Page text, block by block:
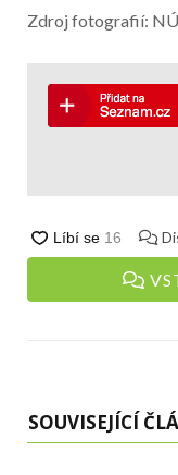
Zdroj fotografií:
SOUVISEJÍCÍ